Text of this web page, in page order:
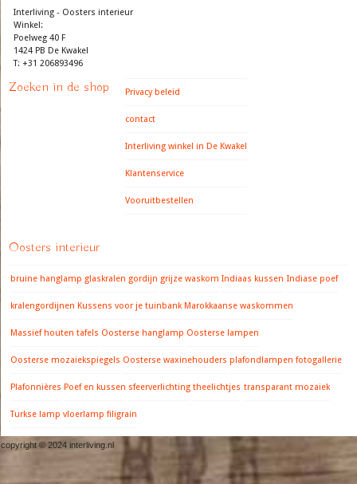
Interliving - Oosters interieur
Winkel:
Poelweg 40 F
1424 PB De Kwakel
T: +31 206893496
Zoeken in de shop Privacy beleid
contact
Interliving winkel in De Kwakel
Klantenservice
Vooruitbestellen
Oosters interieur
bruine hanglamp glaskralen gordijn grijze waskom Indiaas kussen Indiase poef
kralengordijnen Kussens voor je tuinbank Marokkaanse waskommen
Massief houten tafels Oosterse hanglamp Oosterse lampen
Oosterse mozaiekspiegels Oosterse waxinehouders plafondlampen fotogallerie
Plafonnières Poef en kussen sfeerverlichting theelichtjes transparant mozaiek
Turkse lamp vloerlamp filigrain
copyright © 2024 interliving.nl